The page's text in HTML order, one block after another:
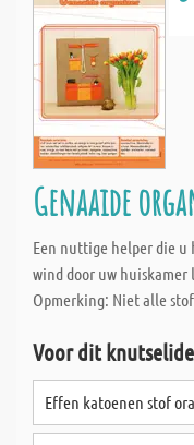
Genaaide
Een nuttige helper die u
wind door uw huiskamer
Opmerking: Niet alle
Voor dit
Effen katoenen stof